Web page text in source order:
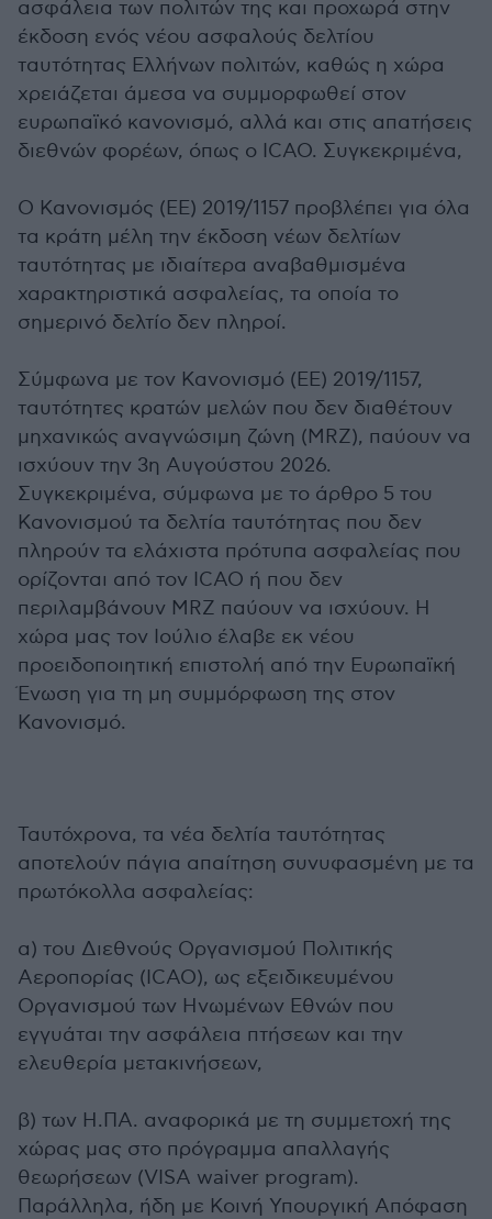
ασφάλεια των πολιτών της και προχωρά στην
έκδοση ενός νέου ασφαλούς δελτίου
ταυτότητας Ελλήνων πολιτών, καθώς η χώρα
χρειάζεται άμεσα να συμμορφωθεί στον
ευρωπαϊκό κανονισμό, αλλά και στις απατήσεις
διεθνών φορέων, όπως ο ICAO. Συγκεκριμένα,
Ο Κανονισμός (ΕΕ) 2019/1157 προβλέπει για όλα
τα κράτη μέλη την έκδοση νέων δελτίων
ταυτότητας με ιδιαίτερα αναβαθμισμένα
χαρακτηριστικά ασφαλείας, τα οποία το
σημερινό δελτίο δεν πληροί.
Σύμφωνα με τον Κανονισμό (ΕΕ) 2019/1157,
ταυτότητες κρατών μελών που δεν διαθέτουν
μηχανικώς αναγνώσιμη ζώνη (MRZ), παύουν να
ισχύουν την 3η Αυγούστου 2026.
Συγκεκριμένα, σύμφωνα με το άρθρο 5 του
Κανονισμού τα δελτία ταυτότητας που δεν
πληρούν τα ελάχιστα πρότυπα ασφαλείας που
ορίζονται από τον ICAO ή που δεν
περιλαμβάνουν MRZ παύουν να ισχύουν. Η
χώρα μας τον Ιούλιο έλαβε εκ νέου
προειδοποιητική επιστολή από την Ευρωπαϊκή
Ένωση για τη μη συμμόρφωση της στον
Κανονισμό.
Ταυτόχρονα, τα νέα δελτία ταυτότητας
αποτελούν πάγια απαίτηση συνυφασμένη με τα
πρωτόκολλα ασφαλείας:
α) του Διεθνούς Οργανισμού Πολιτικής
Αεροπορίας (ICAO), ως εξειδικευμένου
Οργανισμού των Ηνωμένων Εθνών που
εγγυάται την ασφάλεια πτήσεων και την
ελευθερία μετακινήσεων,
β) των Η.ΠΑ. αναφορικά με τη συμμετοχή της
χώρας μας στο πρόγραμμα απαλλαγής
θεωρήσεων (VISA waiver program).
Παράλληλα, ήδη με Κοινή Υπουργική Απόφαση